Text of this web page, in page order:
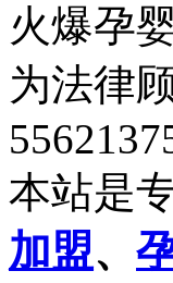
火爆孕
为法律
本站是
加盟、